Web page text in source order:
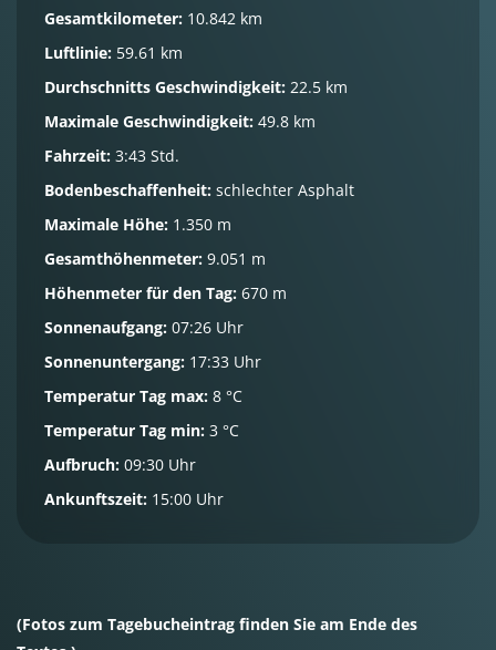
Gesamtkilometer: 10.842 km
Luftlinie: 59.61 km
Durchschnitts Geschwindigkeit: 22.5 km
Maximale Geschwindigkeit: 49.8 km
Fahrzeit: 3:43 Std.
Bodenbeschaffenheit: schlechter Asphalt
Maximale Höhe: 1.350 m
Gesamthöhenmeter: 9.051 m
Höhenmeter für den Tag: 670 m
Sonnenaufgang: 07:26 Uhr
Sonnenuntergang: 17:33 Uhr
Temperatur Tag max: 8 °C
Temperatur Tag min: 3 °C
Aufbruch: 09:30 Uhr
Ankunftszeit: 15:00 Uhr
(Fotos zum Tagebucheintrag finden Sie am Ende des